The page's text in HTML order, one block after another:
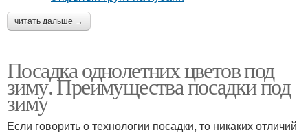
читать дальше →
Посадка однолетних цветов под
зиму. Преимущества посадки под
зиму
Если говорить о технологии посадки, то никаких отличий